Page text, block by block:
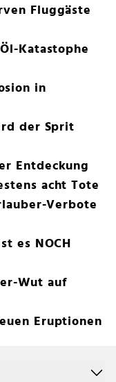
Fluggäste
Katastophe
in
der Sprit
Entdeckung
acht Tote
Verbote
es NOCH
Wut auf
Eruptionen